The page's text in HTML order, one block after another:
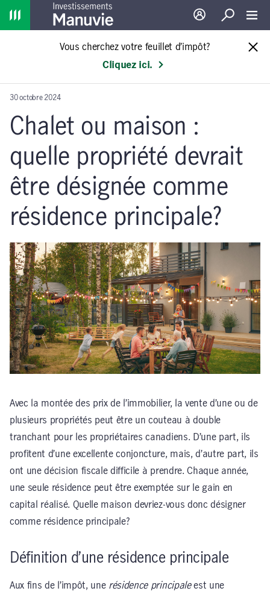
Home
Ouverture de
Recherche
Vous cherchez votre feuillet d’impôt?
Cliquez ici.
30 octobre 2024
Chalet ou maison :
quelle propriété devrait
être désignée comme
résidence principale?
Avec la montée des prix de l’immobilier, la vente d’une ou de
plusieurs propriétés peut être un couteau à double
tranchant pour les propriétaires canadiens. D’une part, ils
profitent d’une excellente conjoncture, mais, d’autre part, ils
ont une décision fiscale difficile à prendre. Chaque année,
une seule résidence peut être exemptée sur le gain en
capital réalisé. Quelle maison devriez-vous donc désigner
comme résidence principale?
Définition d’une résidence principale
Aux fins de l’impôt, une résidence principaleest une